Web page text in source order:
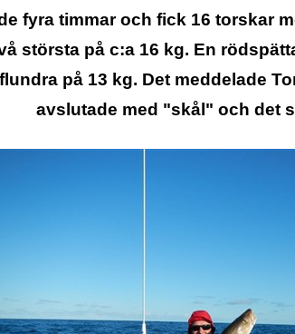
fyra timmar och fick 16 torskar
största på c:a 16 kg. En
på 13 kg. Det meddelade
avslutade med "skål" och det